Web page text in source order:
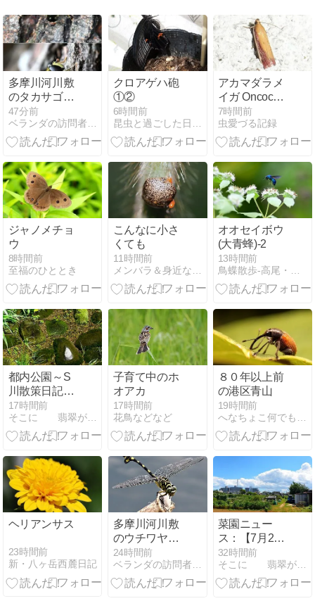
多摩川河川敷
のタカサゴハ
ラブトハナア
ブ アブ 098
47分前
ベランダの訪問者たち
クロアゲハ砲
①②
6時間前
昆虫と過ごした日々をもう一度
アカマダラメ
イガ Oncocera
semirubella
7時間前
虫愛づる記録
ジャノメチョ
ウ
8時間前
至福のひととき
こんなに小さ
くても
11時間前
メンバラ＆身近な自然
オオセイボウ
(大青蜂)-2
13時間前
鳥蝶散歩-高尾・湯殿川
都内公園～S
川散策日記：
カルガモ4羽
のひな発
見！！
17時間前
そこに 翡翠が いるから・・ - 楽天ブログ
子育て中のホ
オアカ
17時間前
花鳥などなど
８０年以上前
の港区青山
19時間前
へなちょこ何でも写真
ヘリアンサス
23時間前
新・八ヶ岳西麓日記
多摩川河川敷
のウチワヤン
マ トンボ 209
24時間前
ベランダの訪問者たち
菜園ニュー
ス：【7月29
日】夏実物野
菜とバジル収
穫・・
32時間前
そこに 翡翠が いるから・・ - 楽天ブログ